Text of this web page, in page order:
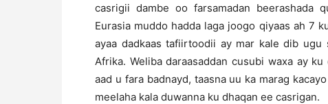
casrigii dambe oo farsamadan beerashada
Eurasia muddo hadda laga joogo qiyaas ah 7
ayaa dadkaas tafiirtoodii ay mar kale dib ugu
Afrika. Weliba daraasaddan cusubi waxa ay
aad u fara badnayd, taasna uu ka marag
meelaha kala duwanna ku dhaqan ee casrigan.